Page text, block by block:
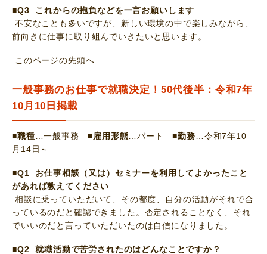
■Q3 これからの抱負などを一言お願いします
不安なことも多いですが、新しい環境の中で楽しみながら、
前向きに仕事に取り組んでいきたいと思います。
このページの先頭へ
一般事務のお仕事で就職決定！50代後半：令和7年
10月10日掲載
■職種 …一般事務■雇用形態 …パート■勤務 …令和7年10
月14日～
■Q1 お仕事相談（又は）セミナーを利用してよかったこと
があれば教えてください
相談に乗っていただいて、その都度、自分の活動がそれで合
っているのだと確認できました。否定されることなく、それ
でいいのだと言っていただいたのは自信になりました。
■Q2 就職活動で苦労されたのはどんなことですか？